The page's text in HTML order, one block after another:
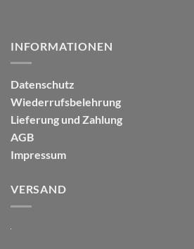
INFORMATIONEN
Datenschutz
Wiederrufsbelehrung
Lieferung und Zahlung
AGB
Impressum
VERSAND